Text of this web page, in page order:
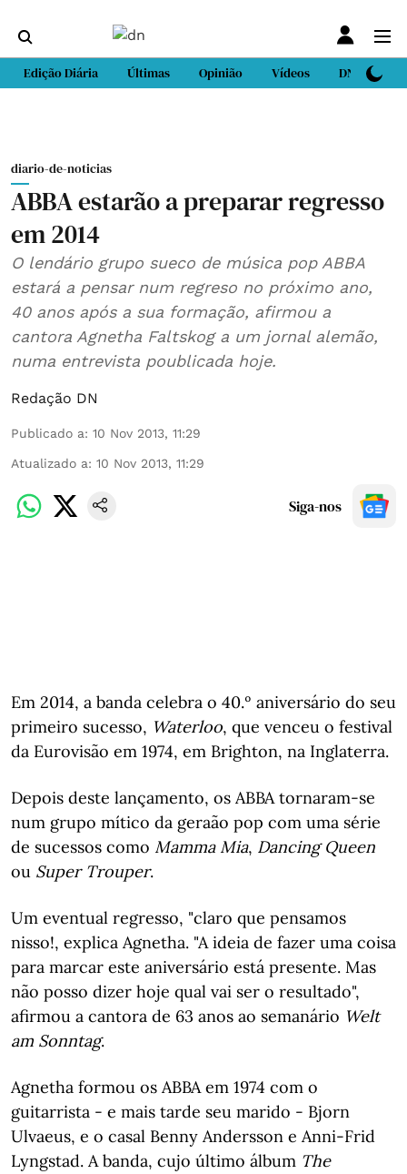
Edição Diária Últimas Opinião Vídeos DN Sport
diario-de-noticias
ABBA estarão a preparar regresso
em 2014
O lendário grupo sueco de música pop ABBA
estará a pensar num regreso no próximo ano,
40 anos após a sua formação, afirmou a
cantora Agnetha Faltskog a um jornal alemão,
numa entrevista poublicada hoje.
Redação DN
Publicado a: 10 Nov 2013, 11:29
Atualizado a: 10 Nov 2013, 11:29
Siga-nos
Em 2014, a banda celebra o 40.º aniversário do seu
primeiro sucesso, Waterloo, que venceu o festival
da Eurovisão em 1974, em Brighton, na Inglaterra.
Depois deste lançamento, os ABBA tornaram-se
num grupo mítico da geraão pop com uma série
de sucessos como Mamma Mia, Dancing Queen
ou Super Trouper.
Um eventual regresso, "claro que pensamos
nisso!, explica Agnetha. "A ideia de fazer uma coisa
para marcar este aniversário está presente. Mas
não posso dizer hoje qual vai ser o resultado",
afirmou a cantora de 63 anos ao semanário Welt
am Sonntag.
Agnetha formou os ABBA em 1974 com o
guitarrista - e mais tarde seu marido - Bjorn
Ulvaeus, e o casal Benny Andersson e Anni-Frid
Lyngstad. A banda, cujo último álbum The